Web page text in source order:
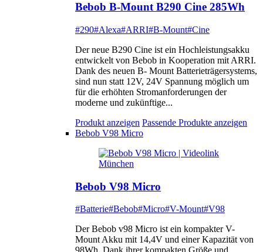
Bebob B-Mount B290 Cine 285Wh
#290#Alexa#ARRI#B-Mount#Cine
Der neue B290 Cine ist ein Hochleistungsakku
entwickelt von Bebob in Kooperation mit ARRI.
Dank des neuen B- Mount Batterieträgersystems,
sind nun statt 12V, 24V Spannung möglich um
für die erhöhten Stromanforderungen der
moderne und zukünftige...
Produkt anzeigen Passende Produkte anzeigen
Bebob V98 Micro
Bebob V98 Micro
#Batterie#Bebob#Micro#V-Mount#V98
Der Bebob v98 Micro ist ein kompakter V-
Mount Akku mit 14,4V und einer Kapazität von